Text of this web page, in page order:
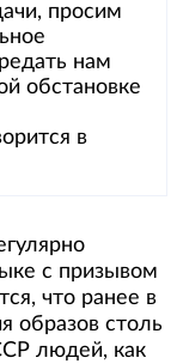
просим
нам
обстановке
в
с призывом
что ранее в
образов столь
людей, как